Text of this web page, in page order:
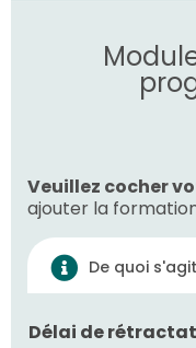
Veuillez cocher
ajouter la
De quoi
Délai de